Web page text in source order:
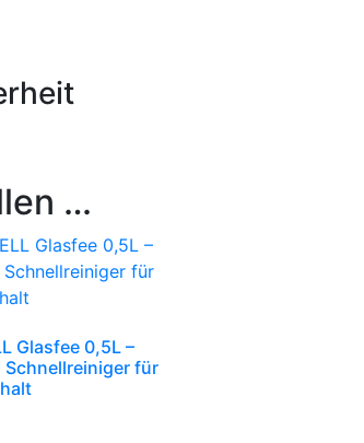
…
Glasfee 0,5L –
Schnellreiniger für